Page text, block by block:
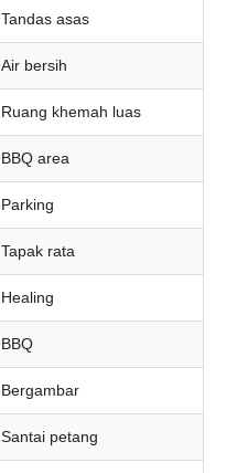
Tandas asas
Air bersih
Ruang khemah luas
BBQ area
Parking
Tapak rata
Healing
BBQ
Bergambar
Santai petang